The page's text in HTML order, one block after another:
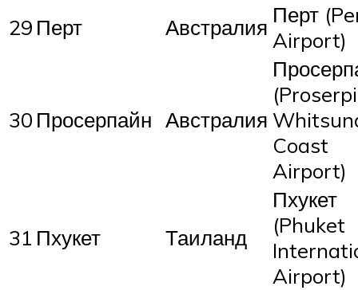
29 Перт Австралия Перт
Airport)
30 Просерпайн Австралия
Coast
Airport)
31 Пхукет Таиланд
Пхукет
(Phuket
Airport)